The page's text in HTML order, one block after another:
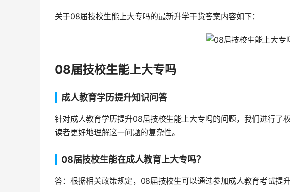
关于08届技校生能上大专吗的最新升学干货答案内容如下：
08届技校生能上大专吗
成人教育学历提升知识问答
针对成人教育学历提升08届技校生能上大专吗的问题，我们进行了
读者更好地理解这一问题的复杂性。
08届技校生能在成人教育上大专吗？
答：根据相关政策规定，08届技校生可以通过参加成人教育考试提